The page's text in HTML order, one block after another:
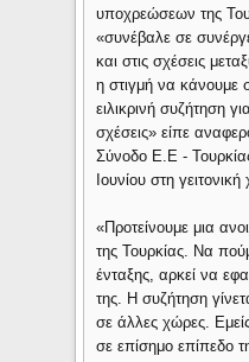
υποχρεώσεων της
«συνέβαλε σε
και στις σχέσεις
η στιγμή να κάνουμε
ειλικρινή συζήτηση
σχέσεις» είπε
Σύνοδο Ε.Ε -
Ιουνίου στη γειτονική
«Προτείνουμε μια
της Τουρκίας. Να
ένταξης, αρκεί να
της. Η συζήτηση
σε άλλες χώρες.
σε επίσημο επίπεδο